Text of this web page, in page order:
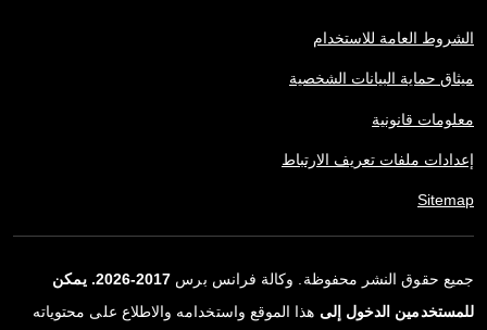
الشروط العامة للاستخدام
ميثاق حماية البيانات الشخصية
معلومات قانونية
إعدادات ملفات تعريف الارتباط
Sitemap
جميع حقوق النشر محفوظة. وكالة فرانس برس
2017-2026. يمكن
للمستخدمين الدخول إلى هذا الموقع واستخدامه والاطلاع على محتوياته